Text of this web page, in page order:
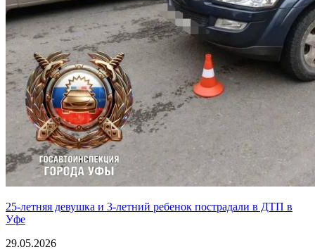
25-летняя девушка и 3-летний ребенок пострадали в ДТП в
Уфе
29.05.2026